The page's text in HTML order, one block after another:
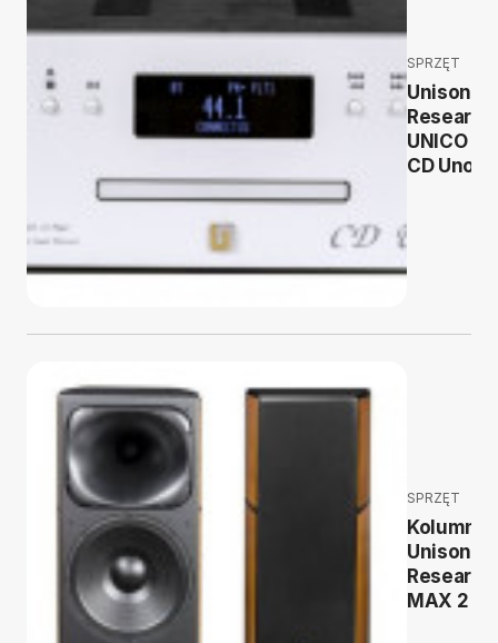
SPRZĘT
Unison
Research
UNICO
CD Uno
SPRZĘT
Kolumny
Unison
Research
MAX 2